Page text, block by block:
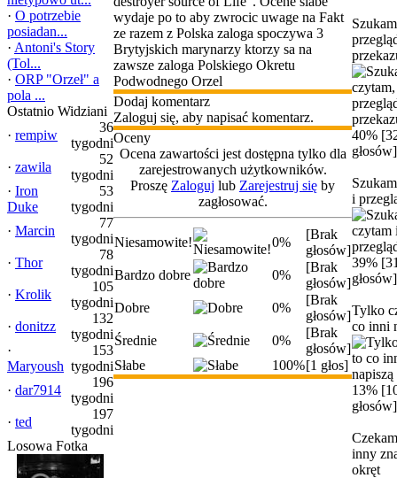
· O potrzebie
posiadan...
· Antoni's Story
(Tol...
· ORP "Orzeł" a
pola ...
Ostatnio Widziani
· rempiw
36
tygodni
· zawila
52
tygodni
· Iron
Duke
53
tygodni
· Marcin
77
tygodni
· Thor
78
tygodni
· Krolik
105
tygodni
· donitzz
132
tygodni
·
Maryoush
153
tygodni
· dar7914
196
tygodni
· ted
197
tygodni
Losowa Fotka
wydaje po to aby zwrocic uwage na Fakt
ze razem z Polska zaloga spoczywa 3
Brytyjskich marynarzy ktorzy sa na
zawsze zaloga Polskiego Okretu
Podwodnego Orzel
Dodaj komentarz
Zaloguj się, aby napisać komentarz.
Oceny
Ocena zawartości jest dostępna tylko dla
zarejestrowanych użytkowników.
Proszę Zaloguj lub Zarejestruj się by
zagłosować.
Niesamowite! 0%
[Brak
głosów]
Bardzo dobre
0%
[Brak
głosów]
Dobre
0%
[Brak
głosów]
Średnie
0%
[Brak
głosów]
Słabe
100%[1 głos]
40%
głosów]
i
39%
głosów]
Tylko
co inni
13%
głosów]
inny
okręt